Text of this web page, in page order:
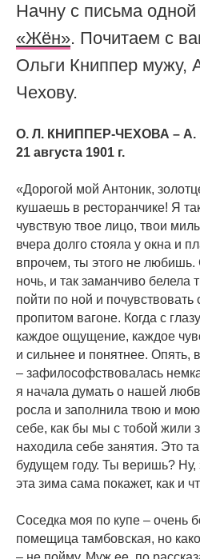
Начну с письма одной
«Жён». Почитаем с
Ольги Книппер мужу,
Чехову.
О. Л. КНИППЕР-ЧЕХОВА – А.
21 августа 1901 г.
«Дорогой мой Антоник,
кушаешь в ресторанчике! Я
чувствую твое лицо, твои
вчера долго стояла у окна и
впрочем, ты этого не
ночь, и так заманчиво белела
пойти по ной и
пропитом вагоне. Когда с
каждое ощущение, каждое
и сильнее и понятнее.
– зафилософствовалась
я начала думать о нашей
росла и заполнила твою и
себе, как бы мы с тобой жили
находила себе занятия. Это
будущем году. Ты веришь? Ну,
эта зима сама покажет, как и
Соседка моя по купе – очень
помещица тамбовская, но